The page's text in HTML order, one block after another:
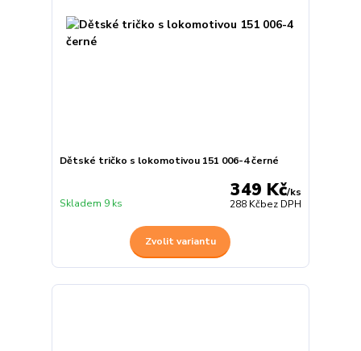
Dětské tričko s lokomotivou 151 006-4 černé
349 Kč/ks
288 Kčbez DPH
Skladem 9 ks
Zvolit variantu